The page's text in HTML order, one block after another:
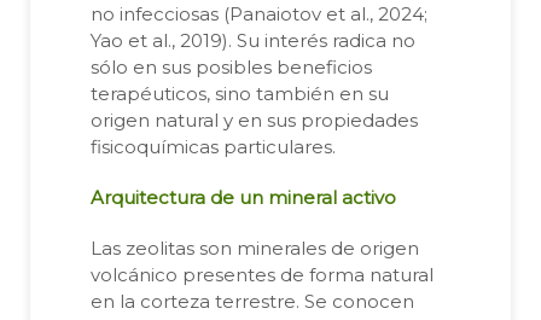
no infecciosas (Panaiotov et al., 2024;
Yao et al., 2019). Su interés radica no
sólo en sus posibles beneficios
terapéuticos, sino también en su
origen natural y en sus propiedades
fisicoquímicas particulares.
Arquitectura de un mineral activo
Las zeolitas son minerales de origen
volcánico presentes de forma natural
en la corteza terrestre. Se conocen